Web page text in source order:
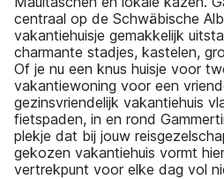
centraal op de Schwäbische
vakantiehuisje gemakkelijk
charmante stadjes, kastelen,
Of je nu een knus huisje voor
vakantiewoning voor een
gezinsvriendelijk vakantiehuis
fietspaden, in en rond
plekje dat bij jouw
gekozen vakantiehuis vormt
vertrekpunt voor elke dag vol